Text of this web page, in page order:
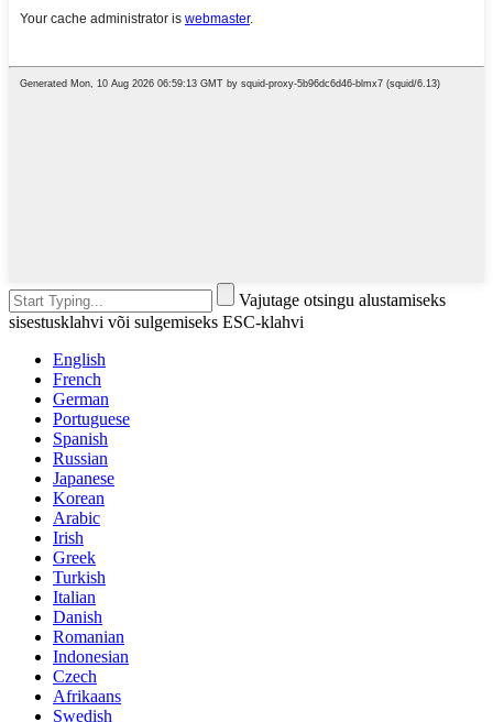
Vajutage otsingu alustamiseks
sisestusklahvi või sulgemiseks ESC-klahvi
English
French
German
Portuguese
Spanish
Russian
Japanese
Korean
Arabic
Irish
Greek
Turkish
Italian
Danish
Romanian
Indonesian
Czech
Afrikaans
Swedish